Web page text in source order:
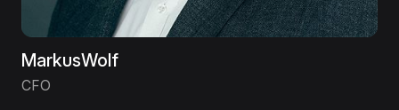
MarkusWolf
CFO